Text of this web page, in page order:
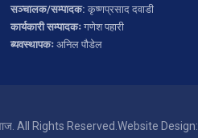
सञ्चालक/सम्पादक: कृष्णप्रसाद दवाडी
कार्यकारी सम्पादकःगणेश पहारी
ब्यवस्थापकःअनिल पौडेल
All Rights Reserved. Website Design: